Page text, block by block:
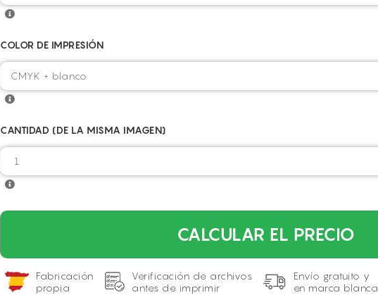
COLOR DE IMPRESIÓN
CANTIDAD (DE LA MISMA IMAGEN)
CALCULAR EL PRECIO
Fabricación
propia
Verificación de archivos
antes de imprimir
Envío gratuito y
en marca blanca